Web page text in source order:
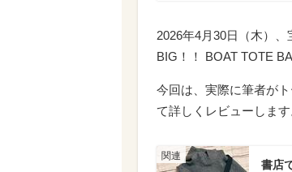
2026年4月30日（木）
BIG！！ BOAT TOTE
今回は、実際に筆者が
て詳しくレビューします
書店